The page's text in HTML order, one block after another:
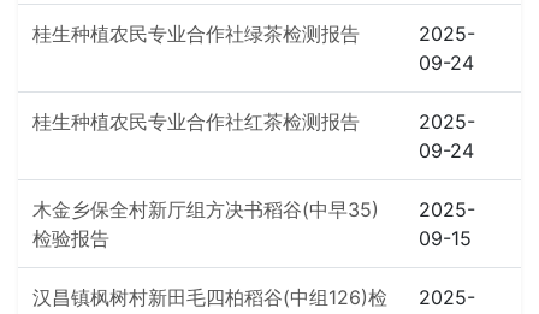
桂生种植农民专业合作社绿茶检测报告
2025-
09-24
桂生种植农民专业合作社红茶检测报告
2025-
09-24
木金乡保全村新厅组方决书稻谷(中早35)
检验报告
2025-
09-15
汉昌镇枫树村新田毛四柏稻谷(中组126)检
2025-